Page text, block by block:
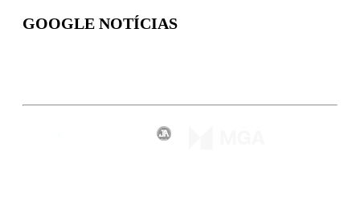
GOOGLE NOTÍCIAS